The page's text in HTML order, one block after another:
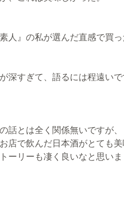
人』の私が選んだ直感で買
深すぎて、語るには程遠い
話とは全く関係無いですが、
店で飲んだ日本酒がとても
ーリーも凄く良いなと思い